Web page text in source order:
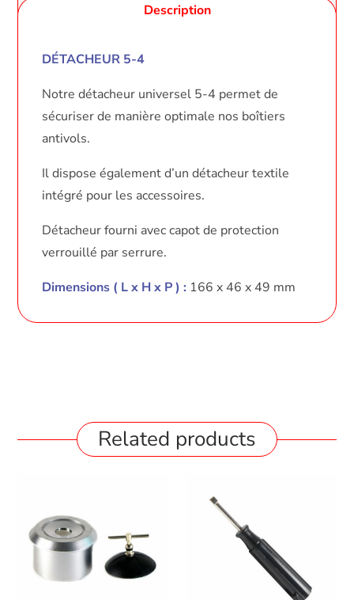
Description
DÉTACHEUR 5-4
Notre détacheur universel 5-4 permet de
sécuriser de manière optimale nos boîtiers
antivols.
Il dispose également d’un détacheur textile
intégré pour les accessoires.
Détacheur fourni avec capot de protection
verrouillé par serrure.
Dimensions ( L x H x P ) : 166 x 46 x 49 mm
Related products